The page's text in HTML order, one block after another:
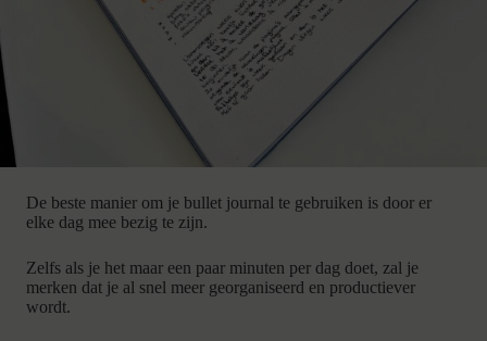
De beste manier om je bullet journal te gebruiken is door er
elke dag mee bezig te zijn.
Zelfs als je het maar een paar minuten per dag doet, zal je
merken dat je al snel meer georganiseerd en productiever
wordt.